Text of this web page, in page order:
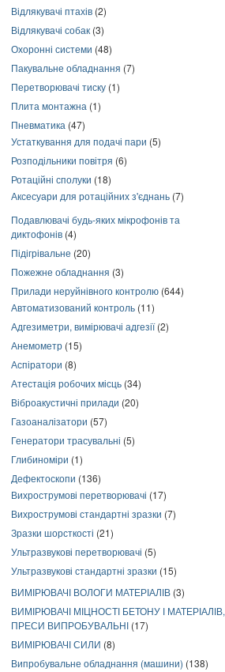
Відлякувачі птахів (2)
Відлякувачі собак (3)
Охоронні системи (48)
Пакувальне обладнання (7)
Перетворювачі тиску (1)
Плита монтажна (1)
Пневматика (47)
Устаткування для подачі пари (5)
Розподільники повітря (6)
Ротаційні сполуки (18)
Аксесуари для ротаційних з'єднань (7)
Подавлювачі будь-яких мікрофонів та
диктофонів (4)
Підігрівальне (20)
Пожежне обладнання (3)
Прилади неруйнівного контролю (644)
Автоматизований контроль (11)
Адгезиметри, вимірювачі адгезії(2)
Анемометр (15)
Аспіратори (8)
Атестація робочих місць (34)
Віброакустичні прилади (20)
Газоаналізатори (57)
Генератори трасувальні (5)
Глибиноміри (1)
Дефектоскопи (136)
Вихрострумові перетворювачі (17)
Вихрострумові стандартні зразки (7)
Зразки шорсткості (21)
Ультразвукові перетворювачі (5)
Ультразвукові стандартні зразки (15)
ВИМІРЮВАЧІ ВОЛОГИ МАТЕРІАЛІВ (3)
ВИМІРЮВАЧІ МІЦНОСТІ БЕТОНУ І МАТЕРІАЛІВ,
ПРЕСИ ВИПРОБУВАЛЬНІ (17)
ВИМІРЮВАЧІ СИЛИ (8)
Випробувальне обладнання (машини) (138)